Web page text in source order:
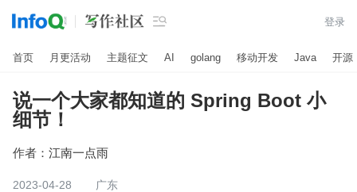
 登录
首页 月更活动 主题征文 AI golang 移动开发 Java 开源
说一个大家都知道的 Spring Boot 小
细节！
作者： 江南一点雨
2023-04-28
广东